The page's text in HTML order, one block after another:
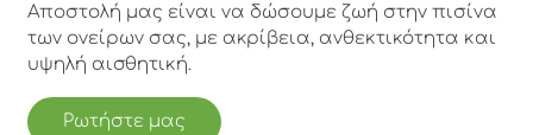
Αποστολή μας είναι να δώσουμε ζωή στην πισίνα
των ονείρων σας, με ακρίβεια, ανθεκτικότητα και
υψηλή αισθητική.
Ρωτήστε μας